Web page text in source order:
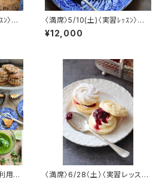
〉英
の
〈満席〉5/10(土)〈実習ﾚｯｽﾝ〉英
国伝統菓子ﾒｲﾄﾞｵﾌﾞｵﾅｰとﾗﾌﾊﾟﾌ
ﾍﾟｲｽﾄﾘｰ
¥12,000
用
〈満席〉6/28（土）〈実習レッス